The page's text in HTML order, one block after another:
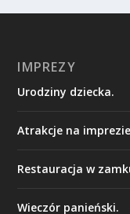
IMPREZY
Urodziny dziecka.
Atrakcje na
Restauracja w
Wieczór panieński.